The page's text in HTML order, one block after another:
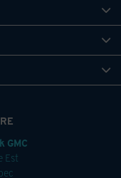
GMC
Est